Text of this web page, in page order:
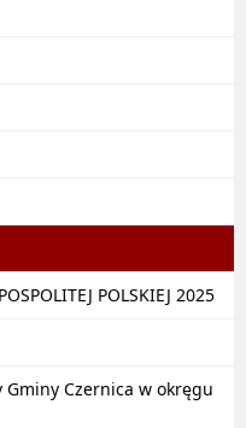
POLSKIEJ 2025
Gminy Czernica w okręgu